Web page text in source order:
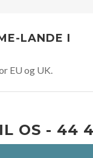
LANDE I
EU og UK.
OS - 44